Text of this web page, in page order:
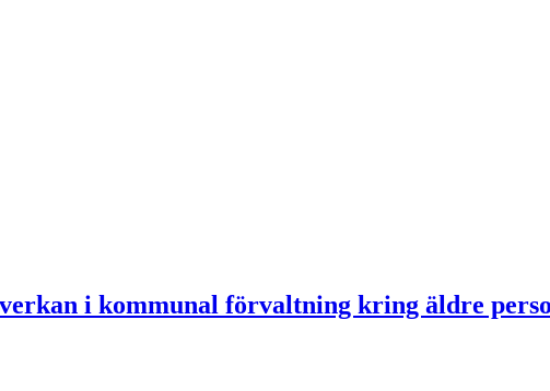
i kommunal förvaltning kring äldre